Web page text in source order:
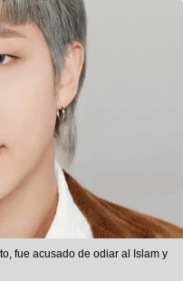
fue acusado de odiar al Islam y